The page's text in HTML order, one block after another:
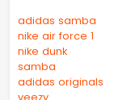
adidas samba
nike air force 1
nike dunk
samba
adidas originals
yeezy